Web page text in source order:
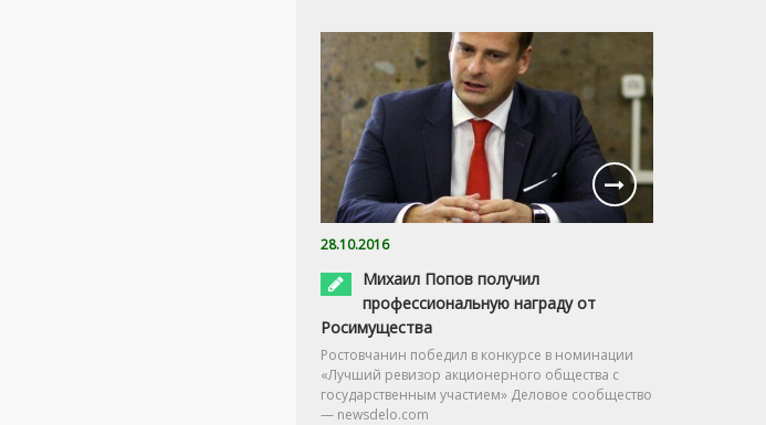
28.10.2016
Михаил Попов получил
профессиональную награду от
Росимущества
Ростовчанин победил в конкурсе в номинации
«Лучший ревизор акционерного общества с
государственным участием» Деловое сообщество
— newsdelo.com